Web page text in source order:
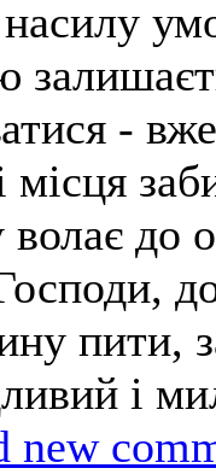
-
місця
до
пити,
і
new